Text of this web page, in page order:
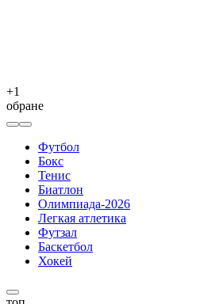
+1
обране
Футбол
Бокс
Тенис
Биатлон
Олимпиада-2026
Легкая атлетика
Футзал
Баскетбол
Хокей